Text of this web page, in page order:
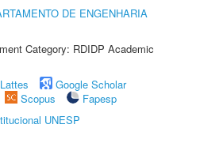
DE ENGENHARIA
Category: RDIDP Academic
Google Scholar
Scopus
Fapesp
UNESP